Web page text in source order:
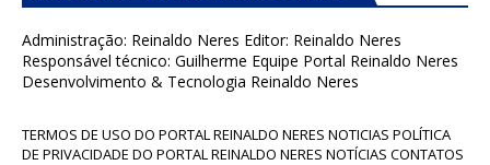
Administração: Reinaldo Neres Editor: Reinaldo Neres
Responsável técnico: Guilherme Equipe Portal Reinaldo Neres
Desenvolvimento & Tecnologia Reinaldo Neres
TERMOS DE USO DO PORTAL REINALDO NERES NOTICIAS POLÍTICA
DE PRIVACIDADE DO PORTAL REINALDO NERES NOTÍCIAS CONTATOS